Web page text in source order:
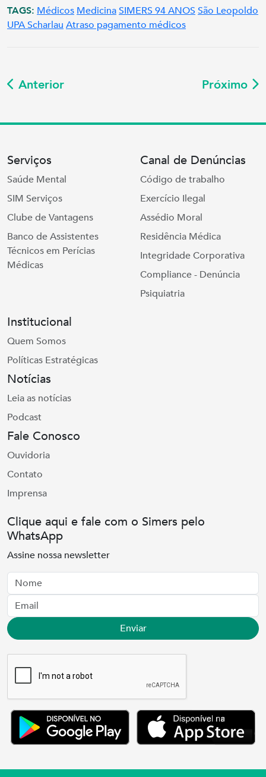
TAGS: Médicos MedicinaSIMERS 94 ANOS São Leopoldo
UPA Scharlau Atraso pagamento médicos
Anterior Próximo
Serviços
Saúde Mental
SIM Serviços
Clube de Vantagens
Banco de Assistentes
Técnicos em Perícias
Médicas
Canal de Denúncias
Código de trabalho
Exercício Ilegal
Assédio Moral
Residência Médica
Integridade Corporativa
Compliance - Denúncia
Psiquiatria
Institucional
Quem Somos
Políticas Estratégicas
Notícias
Leia as notícias
Podcast
Fale Conosco
Ouvidoria
Contato
Imprensa
Clique aqui e fale com o Simers pelo
WhatsApp
Assine nossa newsletter
Nome
Email
Enviar